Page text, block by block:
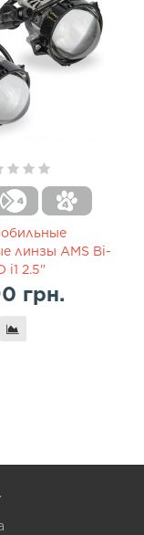
линзы AMS Bi-
i1 2.5"
грн.